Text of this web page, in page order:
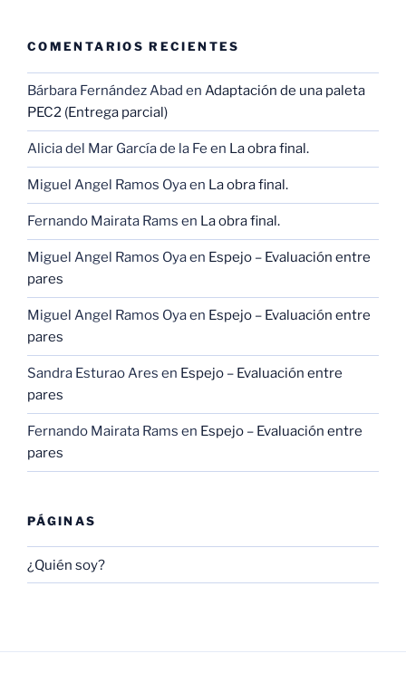
COMENTARIOS RECIENTES
Bárbara Fernández Abad en Adaptación de una paleta
PEC2 (Entrega parcial)
Alicia del Mar García de la Fe en La obra final.
Miguel Angel Ramos Oyaen La obra final.
Fernando Mairata Rams en La obra final.
Miguel Angel Ramos Oyaen Espejo – Evaluación entre
pares
Miguel Angel Ramos Oyaen Espejo – Evaluación entre
pares
Sandra Esturao Ares en Espejo – Evaluación entre
pares
Fernando Mairata Rams en Espejo – Evaluación entre
pares
PÁGINAS
¿Quién soy?